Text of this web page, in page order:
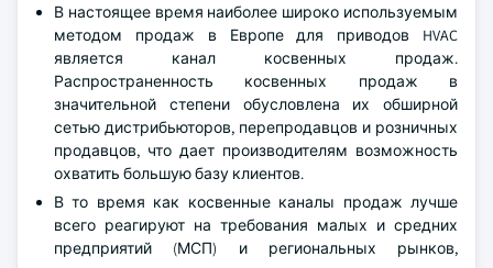
В настоящее время наиболее широко используемым
методом продаж в Европе для приводов HVAC
является канал косвенных продаж.
Распространенность косвенных продаж в
значительной степени обусловлена их обширной
сетью дистрибьюторов, перепродавцов и розничных
продавцов, что дает производителям возможность
охватить большую базу клиентов.
В то время как косвенные каналы продаж лучше
всего реагируют на требования малых и средних
предприятий (МСП) и региональных рынков,